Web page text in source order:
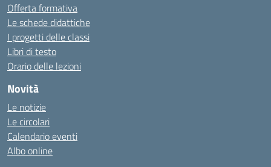
Offerta formativa
Le schede didattiche
I progetti delle classi
Libri di testo
Orario delle lezioni
Novità
Le notizie
Le circolari
Calendario eventi
Albo online